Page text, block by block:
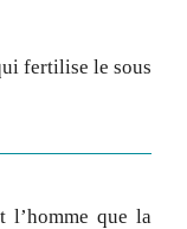
fertilise le sous
l’homme que la